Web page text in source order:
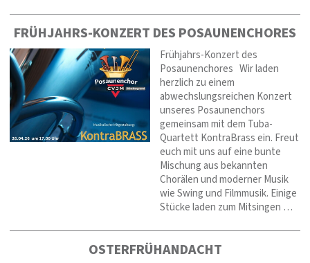
FRÜHJAHRS-KONZERT DES POSAUNENCHORES
Frühjahrs-Konzert des
Posaunenchores Wir laden
herzlich zu einem
abwechslungsreichen Konzert
unseres Posaunenchors
gemeinsam mit dem Tuba-
Quartett KontraBrass ein. Freut
euch mit uns auf eine bunte
Mischung aus bekannten
Chorälen und moderner Musik
wie Swing und Filmmusik. Einige
Stücke laden zum Mitsingen …
OSTERFRÜHANDACHT